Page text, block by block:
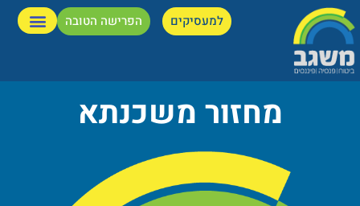
למעסיקים הפרישה הטובה
מחזור משכנתא